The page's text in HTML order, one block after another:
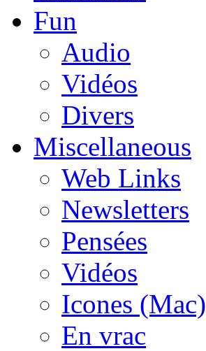
Fun
Audio
Vidéos
Divers
Miscellaneous
Web Links
Newsletters
Pensées
Vidéos
Icones (Mac)
En vrac